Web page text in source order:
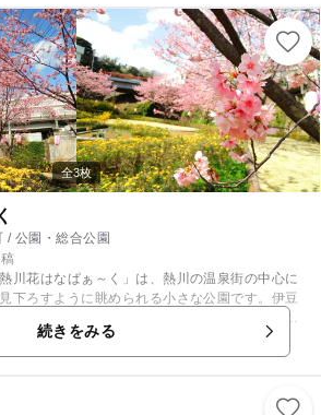
方の特産を揃えた「売店」、太平洋を見渡せる
などがそろっており、チェックインからチェッ
※卓球・カラオケ・漫画コーナー・プールは無
、ゲームコーナー(有料)もございます。
全3枚
/ 公園・総合公園
川花はなぱぁ～く」は、熱川の温泉街の中心に
下ろすように眺められる小さな公園です。伊豆
クセスも抜群です。園内には、熱川桜や季節の
々を楽しませてくれます。近くにはお湯かけ弁
デコボコがあります。また、周辺には温泉施設
くりとした一日を過ごしてみてはいかがでしょ
続きをみる